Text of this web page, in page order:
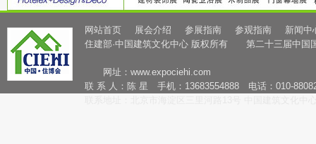
网站首页 展会介绍 参展指南 参观指南
新闻中
住建部·中国建筑文化中心 版权所有 第二十三届中国
网址： www.expociehi.com
联 系 人：陈 星 手机：13683554888 电话：010-